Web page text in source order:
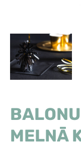
MELNĀ